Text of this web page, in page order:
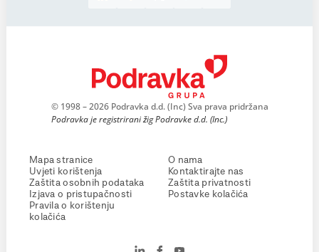
© 1998 – 2026 Podravka d.d. (Inc) Sva prava pridržana
Podravka je registrirani žig Podravke d.d. (Inc.)
Mapa stranice
Uvjeti korištenja
Zaštita osobnih podataka
Izjava o pristupačnosti
Pravila o korištenju
kolačića
O nama
Kontaktirajte nas
Zaštita privatnosti
Postavke kolačića